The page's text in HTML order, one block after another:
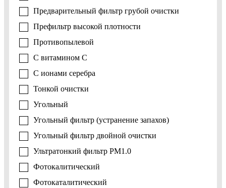
Предварительный фильтр грубой очистки
Префильтр высокой плотности
Противопылевой
С витамином С
С ионами серебра
Тонкой очистки
Угольный
Угольный фильтр (устранение запахов)
Угольный фильтр двойной очистки
Ультратонкий фильтр PM1.0
Фотокалитический
Фотокаталитический